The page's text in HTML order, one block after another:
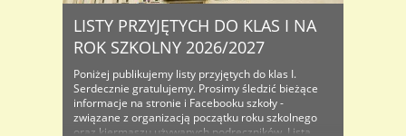
LISTY PRZYJĘTYCH DO KLAS I NA
ROK SZKOLNY 2026/2027
Poniżej publikujemy listy przyjętych do klas I.
Serdecznie gratulujemy. Prosimy śledzić bieżące
informacje na stronie i Facebooku szkoły -
związane z organizacją początku roku szkolnego
oraz kiermaszu używanych podręczników. Lista